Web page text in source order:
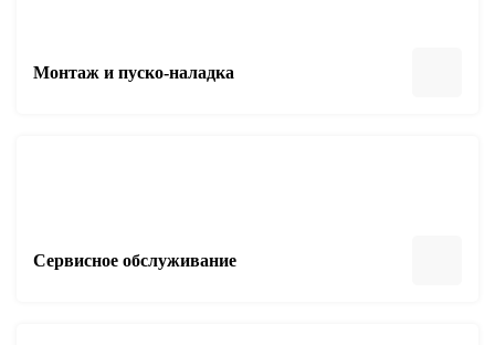
Монтаж и пуско-наладка
Сервисное обслуживание